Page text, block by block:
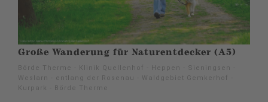
Große Wanderung für Naturentdecker (A5)
Börde Therme - Klinik Quellenhof - Heppen - Sieningsen -
Weslarn - entlang der Rosenau - Waldgebiet Gemkerhof -
Kurpark - Börde Therme